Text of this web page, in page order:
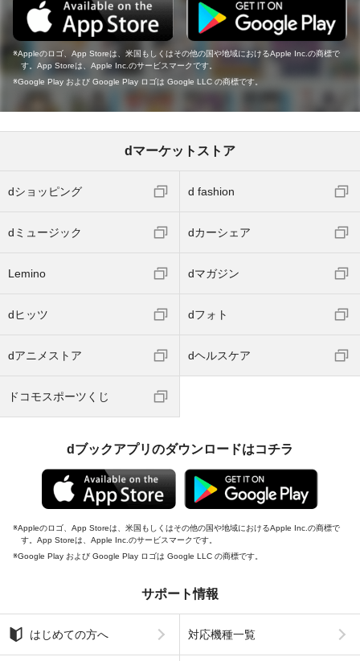
Appleのロゴ、App Storeは、米国もしくはその他の国や地域におけるApple Inc.の商標で
す。App Storeは、Apple Inc.のサービスマークです。
Google Play および Google Play ロゴは Google LLC の商標です。
dマーケットストア
dショッピング d fashion
dミュージック dカーシェア
Lemino dマガジン
dヒッツ dフォト
dアニメストア dヘルスケア
ドコモスポーツくじ
dブックアプリのダウンロードはコチラ
Appleのロゴ、App Storeは、米国もしくはその他の国や地域におけるApple Inc.の商標で
す。App Storeは、Apple Inc.のサービスマークです。
Google Play および Google Play ロゴは Google LLC の商標です。
サポート情報
はじめての方へ 対応機種一覧